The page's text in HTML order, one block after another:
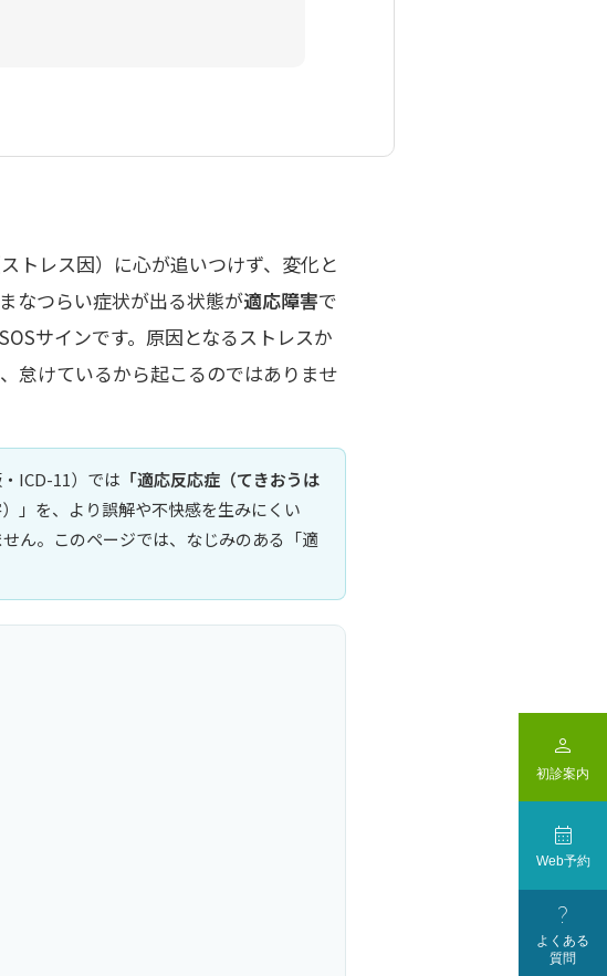

初診案内

Web予約

よくある
質問
トレス因）に心が追いつけず、変化と
なつらい症状が出る状態が適応障害で
サインです。原因となるストレスか
怠けているから起こるのではありませ
ICD-11）では 「適応反応症（てきおうは
」を、より誤解や不快感を生みにくい
ん。このページでは、なじみのある「適